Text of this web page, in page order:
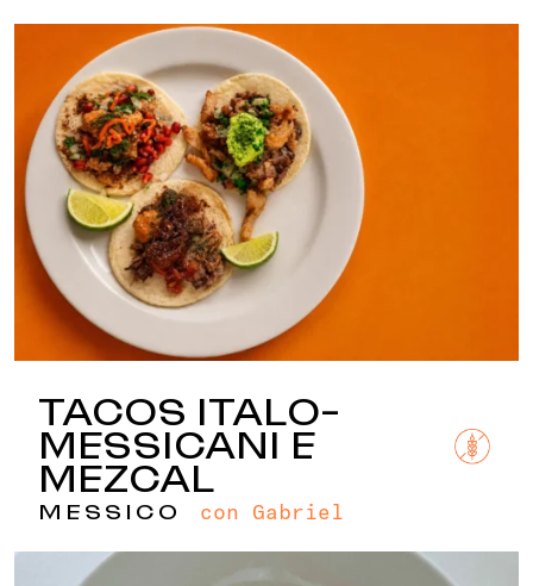
TACOS ITALO-
MESSICANI E
MEZCAL
MESSICO con Gabriel